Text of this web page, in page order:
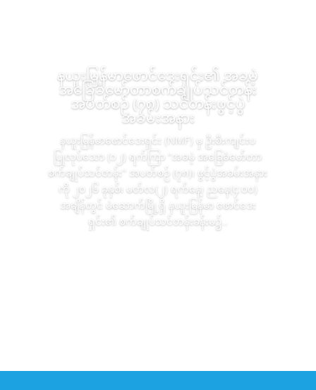
နယူးမြန်မာဖောင်ဒေးရှင်း၏ အခမဲ့
အခြေခံမော်တာစက်ချုပ်သင်တန်း
အပတ်စဉ် (၇၈) သင်တန်းဖွင့်ပွဲ
အခမ်းအနား
နယူးမြန်မာဖောင်ဒေးရှင်း (NMF) မှ ဦးစီးကျင်းပ
ပြုလုပ်သော (၁၂) ရက်ကြာ “အခမဲ့ အခြေခံမော်တာ
စက်ချုပ်သင်တန်း" အပတ်စဉ် (၇၈)၊ ဖွင့်ပွဲအခမ်းအနား
ကို ၂၀၂၆ ခုနှစ်၊ မတ်လ(၂) ရက်နေ့၊ ညနေ(၄:၀၀)
အချိန်တွင် မဲဆောက်မြို့ရှိ နယူးမြန်မာ ဖောင်ဒေး
ရှင်း၏ စက်ချုပ်သင်တန်းခန်းမ၌...